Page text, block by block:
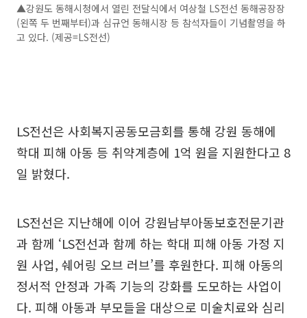
▲강원도 동해시청에서 열린 전달식에서 여상철 LS전선 동해공장장
(왼쪽 두 번째부터)과 심규언 동해시장 등 참석자들이 기념촬영을 하
고 있다. (제공=LS전선)
LS전선은 사회복지공동모금회를 통해 강원 동해에
학대 피해 아동 등 취약계층에 1억 원을 지원한다고 8
일 밝혔다.
LS전선은 지난해에 이어 강원남부아동보호전문기관
과 함께 ‘LS전선과 함께 하는 학대 피해 아동 가정 지
원 사업, 쉐어링 오브 러브’를 후원한다. 피해 아동의
정서적 안정과 가족 기능의 강화를 도모하는 사업이
다. 피해 아동과 부모들을 대상으로 미술치료와 심리